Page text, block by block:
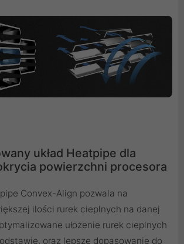
układ Heatpipe dla
powierzchni procesora
Convex-Align pozwala na
ilości rurek cieplnych na danej
ułożenie rurek cieplnych
oraz lepsze dopasowanie do